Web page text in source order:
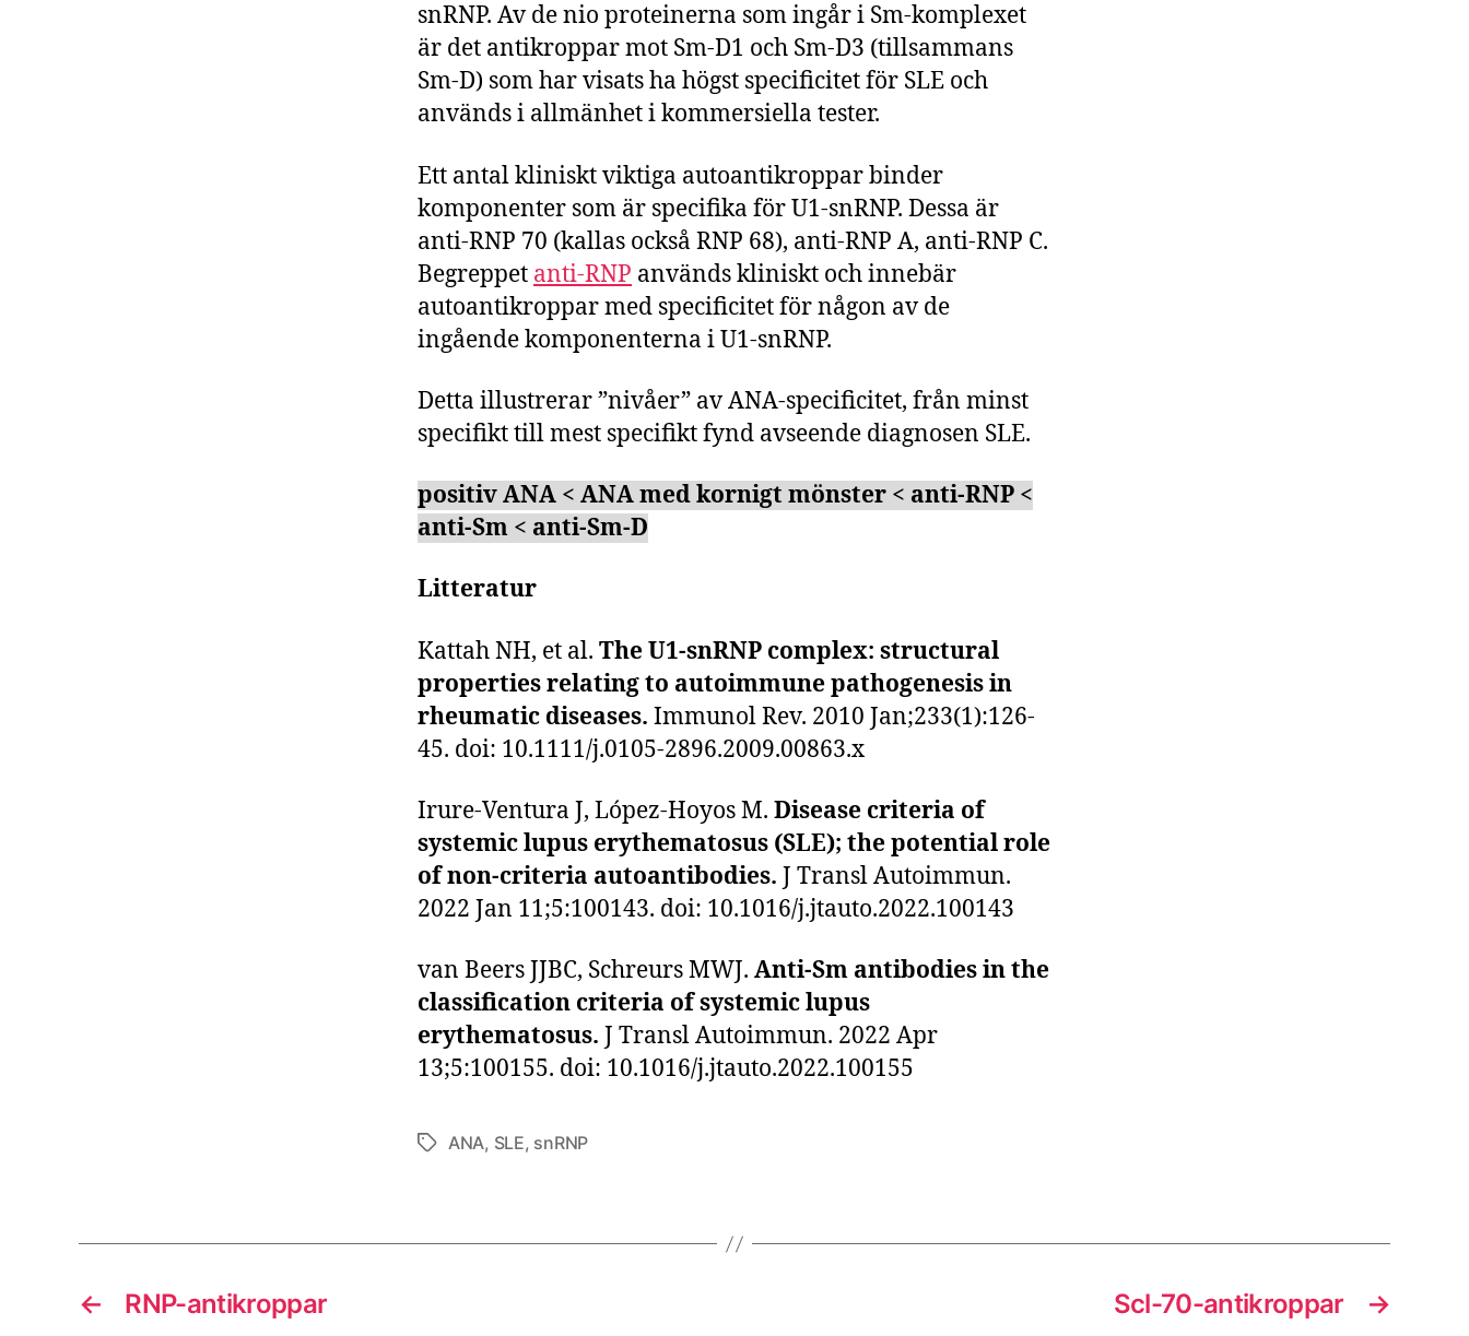
snRNP. Av de nio proteinerna som ingår i Sm-komplexet
är det antikroppar mot Sm-D1 och Sm-D3 (tillsammans
Sm-D) som har visats ha högst specificitet för SLE och
används i allmänhet i kommersiella tester.
Ett antal kliniskt viktiga autoantikroppar binder
komponenter som är specifika för U1-snRNP. Dessa är
anti-RNP 70 (kallas också RNP 68), anti-RNP A, anti-RNP C.
Begreppet anti-RNP används kliniskt och innebär
autoantikroppar med specificitet för någon av de
ingående komponenterna i U1-snRNP.
Detta illustrerar ”nivåer” av ANA-specificitet, från minst
specifikt till mest specifikt fynd avseende diagnosen SLE.
positiv ANA < ANA med kornigt mönster < anti-RNP <
anti-Sm < anti-Sm-D
Litteratur
Kattah NH, et al. The U1-snRNP complex: structural
properties relating to autoimmune pathogenesis in
rheumatic diseases. Immunol Rev. 2010 Jan;233(1):126-
45. doi: 10.1111/j.0105-2896.2009.00863.x
Irure-Ventura J, López-Hoyos M. Disease criteria of
systemic lupus erythematosus (SLE); the potential role
of non-criteria autoantibodies. J Transl Autoimmun.
2022 Jan 11;5:100143. doi: 10.1016/j.jtauto.2022.100143
van Beers JJBC, Schreurs MWJ. Anti-Sm antibodies in the
classification criteria of systemic lupus
erythematosus. J Transl Autoimmun. 2022 Apr
13;5:100155. doi: 10.1016/j.jtauto.2022.100155
Etiketter
ANA, SLE, snRNP
← RNP-antikroppar →
Scl-70-antikroppar